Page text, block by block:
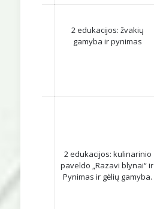
2 edukacijos: žvakių
gamyba ir pynimas
2 edukacijos: kulinarinio
paveldo „Razavi blynai“ ir
Pynimas ir gėlių gamyba.